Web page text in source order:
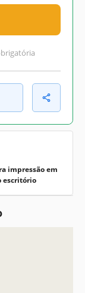
impressão em
escritório